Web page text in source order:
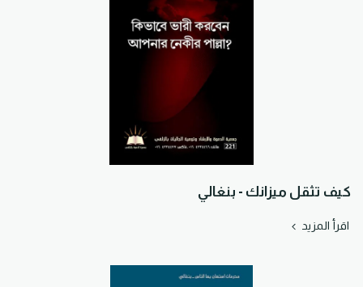
كيف تثقل ميزانك - بنغالي
اقرأ المزيد